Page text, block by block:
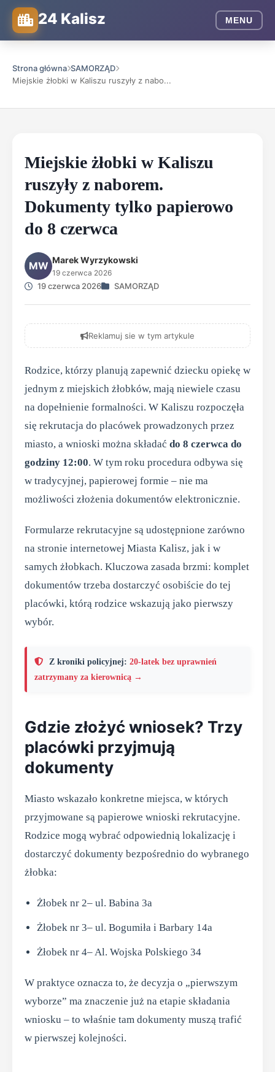
24 Kalisz MENU
Strona główna SAMORZĄD
Miejskie żłobki w Kaliszu ruszyły z nabo...
Miejskie żłobki w Kaliszu
ruszyły z naborem.
Dokumenty tylko papierowo
do 8 czerwca
MW Marek Wyrzykowski
19 czerwca 2026
19 czerwca 2026 SAMORZĄD
Reklamuj sie w tym artykule
Rodzice, którzy planują zapewnić dziecku opiekę w
jednym z miejskich żłobków, mają niewiele czasu
na dopełnienie formalności. W Kaliszu rozpoczęła
się rekrutacja do placówek prowadzonych przez
miasto, a wnioski można składać do 8 czerwca do
godziny 12:00. W tym roku procedura odbywa się
w tradycyjnej, papierowej formie – nie ma
możliwości złożenia dokumentów elektronicznie.
Formularze rekrutacyjne są udostępnione zarówno
na stronie internetowej Miasta Kalisz, jak i w
samych żłobkach. Kluczowa zasada brzmi: komplet
dokumentów trzeba dostarczyć osobiście do tej
placówki, którą rodzice wskazują jako pierwszy
wybór.
Z kroniki policyjnej: 20-latek bez uprawnień
zatrzymany za kierownicą →
Gdzie złożyć wniosek? Trzy
placówki przyjmują
dokumenty
Miasto wskazało konkretne miejsca, w których
przyjmowane są papierowe wnioski rekrutacyjne.
Rodzice mogą wybrać odpowiednią lokalizację i
dostarczyć dokumenty bezpośrednio do wybranego
żłobka:
Żłobek nr 2– ul. Babina 3a
Żłobek nr 3– ul. Bogumiła i Barbary 14a
Żłobek nr 4– Al. Wojska Polskiego 34
W praktyce oznacza to, że decyzja o „pierwszym
wyborze” ma znaczenie już na etapie składania
wniosku – to właśnie tam dokumenty muszą trafić
w pierwszej kolejności.